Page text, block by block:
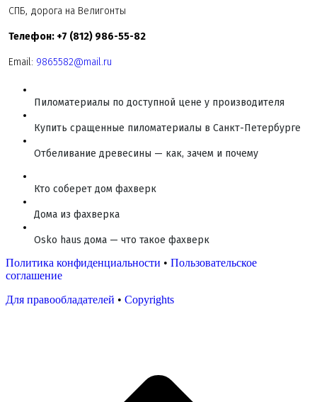
СПБ, дорога на Велигонты
Телефон: +7 (812) 986-55-82
Email: 9865582@mail.ru
Пиломатериалы по доступной цене у производителя
Купить сращенные пиломатериалы в Санкт-Петербурге
Отбеливание древесины — как, зачем и почему
Кто соберет дом фахверк
Дома из фахверка
Osko haus дома — что такое фахверк
Политика конфиденциальности • Пользовательское
соглашение
Для правообладателей • Copyrights